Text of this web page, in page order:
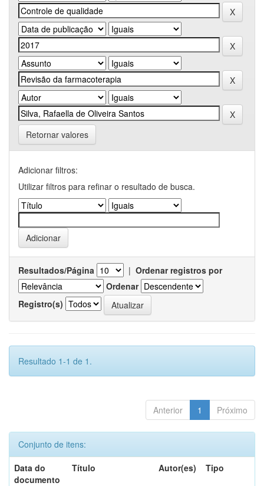
Retornar valores
Adicionar filtros:
Utilizar filtros para refinar o resultado de busca.
Resultados/Página | Ordenar registros por
Ordenar
Registro(s)
Resultado 1-1 de 1.
Anterior 1 Próximo
Conjunto de itens:
Data do
documento
Título Autor(es) Tipo